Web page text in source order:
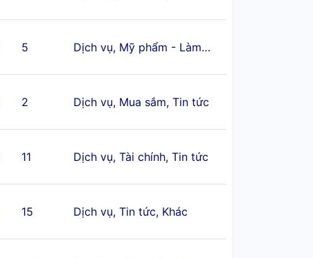
5 Dịch vụ, Mỹ phẩm - Làm đẹp, Khác
2 Dịch vụ, Mua sắm, Tin tức
11 Dịch vụ, Tài chính, Tin tức
15 Dịch vụ, Tin tức, Khác